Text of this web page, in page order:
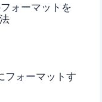
ォーマットを
フォーマットす